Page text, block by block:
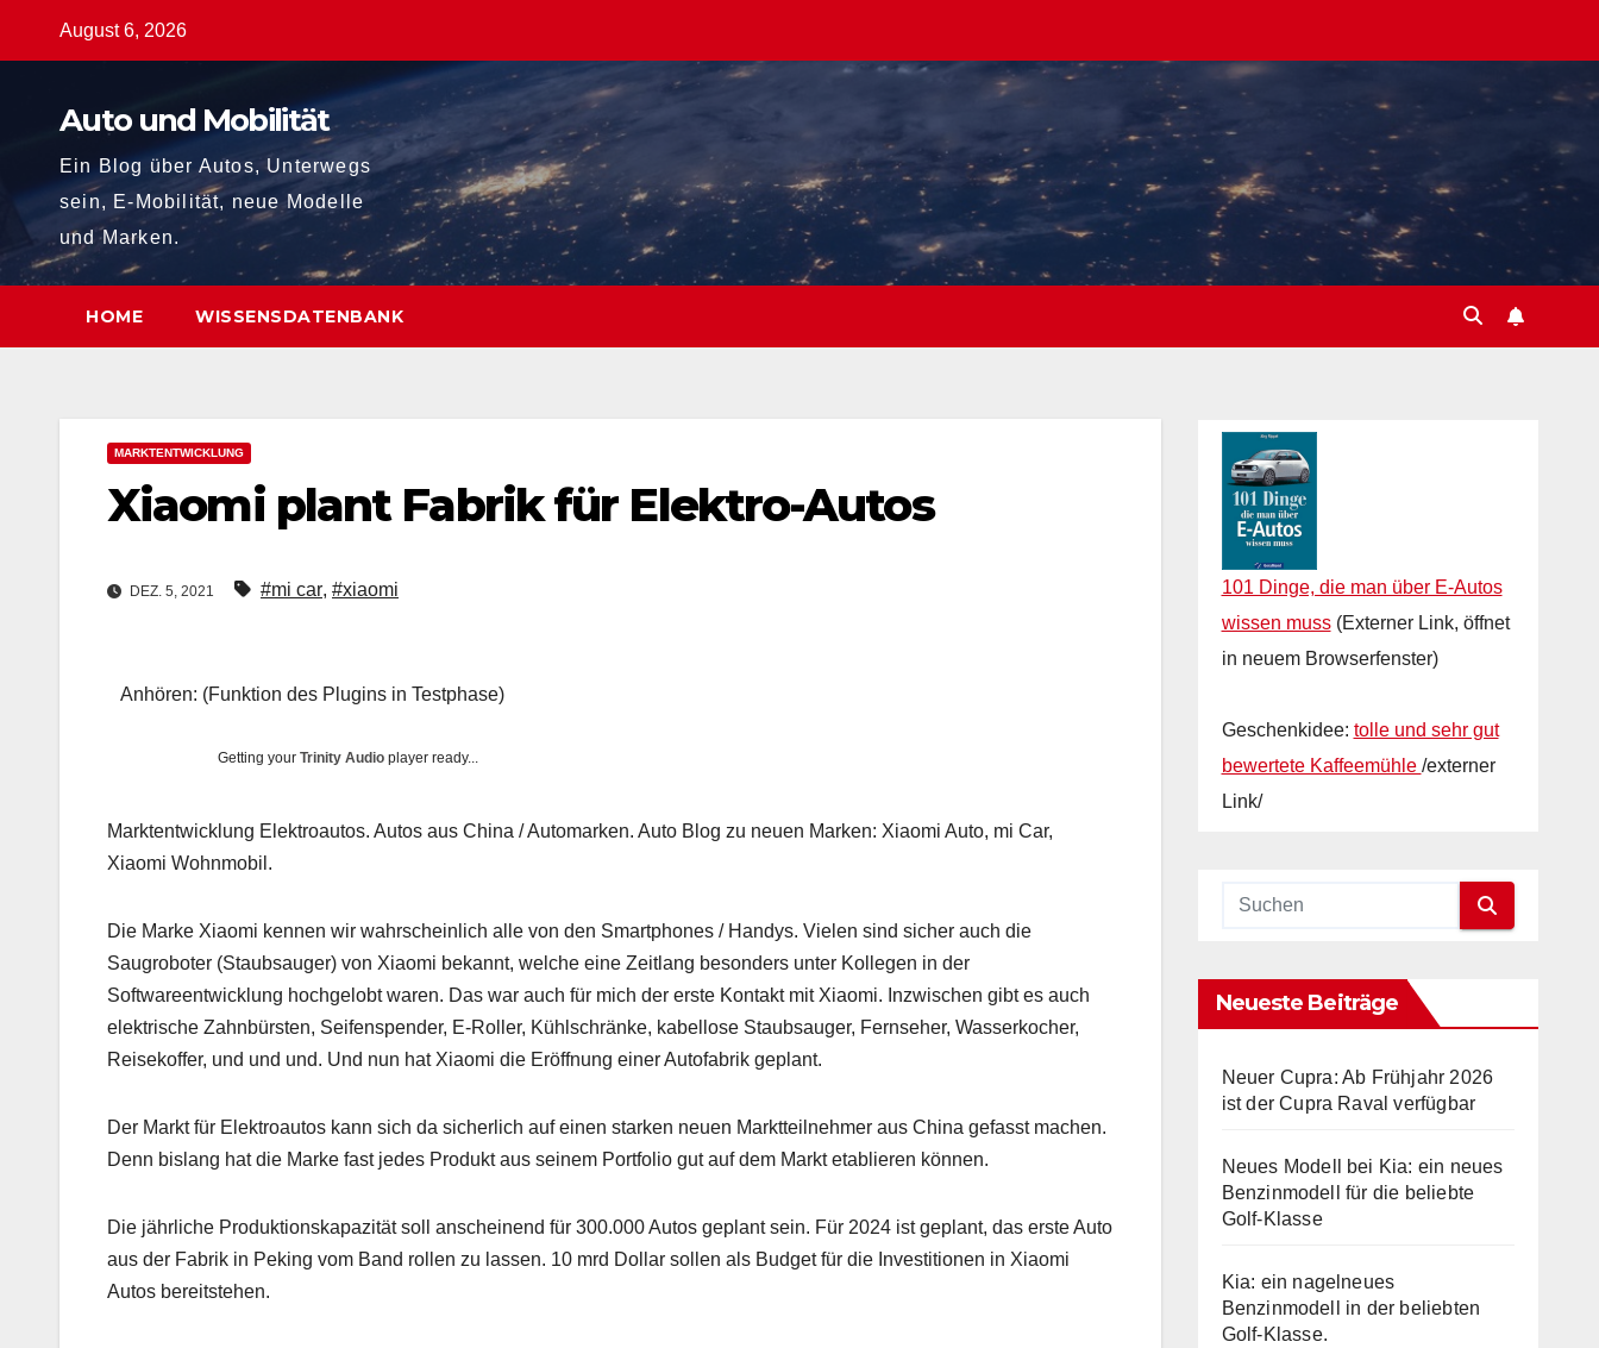
August 6, 2026
Auto und Mobilität
Ein Blog über Autos, Unterwegs
sein, E-Mobilität, neue Modelle
und Marken.
HOME WISSENSDATENBANK
MARKTENTWICKLUNG
Xiaomi plant Fabrik für Elektro-Autos
DEZ. 5, 2021 #mi car, #xiaomi
Anhören: (Funktion des Plugins in Testphase)
Getting yourTrinity Audio player ready...
Marktentwicklung Elektroautos. Autos aus China / Automarken. Auto Blog zu neuen Marken: Xiaomi Auto, mi Car,
Xiaomi Wohnmobil.
Die Marke Xiaomi kennen wir wahrscheinlich alle von den Smartphones / Handys. Vielen sind sicher auch die
Saugroboter (Staubsauger) von Xiaomi bekannt, welche eine Zeitlang besonders unter Kollegen in der
Softwareentwicklung hochgelobt waren. Das war auch für mich der erste Kontakt mit Xiaomi. Inzwischen gibt es auch
elektrische Zahnbürsten, Seifenspender, E-Roller, Kühlschränke, kabellose Staubsauger, Fernseher, Wasserkocher,
Reisekoffer, und und und. Und nun hat Xiaomi die Eröffnung einer Autofabrik geplant.
Der Markt für Elektroautos kann sich da sicherlich auf einen starken neuen Marktteilnehmer aus China gefasst machen.
Denn bislang hat die Marke fast jedes Produkt aus seinem Portfolio gut auf dem Markt etablieren können.
Die jährliche Produktionskapazität soll anscheinend für 300.000 Autos geplant sein. Für 2024 ist geplant, das erste Auto
aus der Fabrik in Peking vom Band rollen zu lassen. 10 mrd Dollar sollen als Budget für die Investitionen in Xiaomi
Autos bereitstehen.
101 Dinge, die man über E-Autos
wissen muss(Externer Link, öffnet
in neuem Browserfenster)
Geschenkidee: tolle und sehr gut
bewertete Kaffeemühle /externer
Link/
Neueste Beiträge
Neuer Cupra: Ab Frühjahr 2026
ist der Cupra Raval verfügbar
Neues Modell bei Kia: ein neues
Benzinmodell für die beliebte
Golf-Klasse
Kia: ein nagelneues
Benzinmodell in der beliebten
Golf-Klasse.